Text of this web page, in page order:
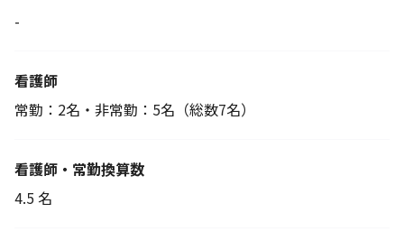
-
看護師
常勤：2名・非常勤：5名 （総数7名）
看護師・常勤換算数
4.5 名